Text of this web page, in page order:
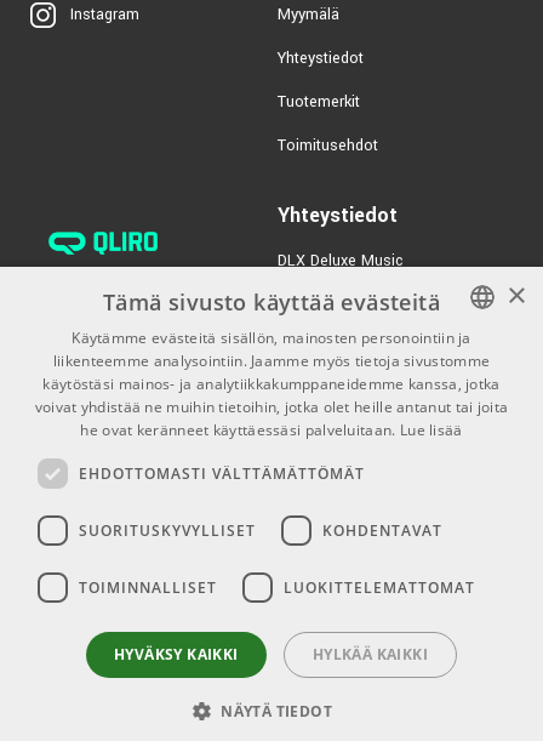
Instagram
Myymälä
Yhteystiedot
Tuotemerkit
Toimitusehdot
Yhteystiedot
DLX Deluxe Music
verkkokaupan asiakaspalvelu:
tilaus@dlxmusic.fi
Puh: 0207 282240 (arkisin klo
13-17)
Puh: 0207 282250 (myymälä)
00580 Helsinki
Y-tunnus: 1983522-7
La 10-15
FINNISH
FINNISH
×
Tämä sivusto käyttää evästeitä
Käytämme evästeitä sisällön, mainosten personointiin ja
liikenteemme analysointiin. Jaamme myös tietoja sivustomme
käytöstäsi mainos- ja analytiikkakumppaneidemme kanssa, jotka
voivat yhdistää ne muihin tietoihin, jotka olet heille antanut tai joita
he ovat keränneet käyttäessäsi palveluitaan. Lue lisää
EHDOTTOMASTI VÄLTTÄMÄTTÖMÄT
SUORITUSKYVYLLISET KOHDENTAVAT
TOIMINNALLISET LUOKITTELEMATTOMAT
HYVÄKSY KAIKKI HYLKÄÄ KAIKKI
NÄYTÄ TIEDOT